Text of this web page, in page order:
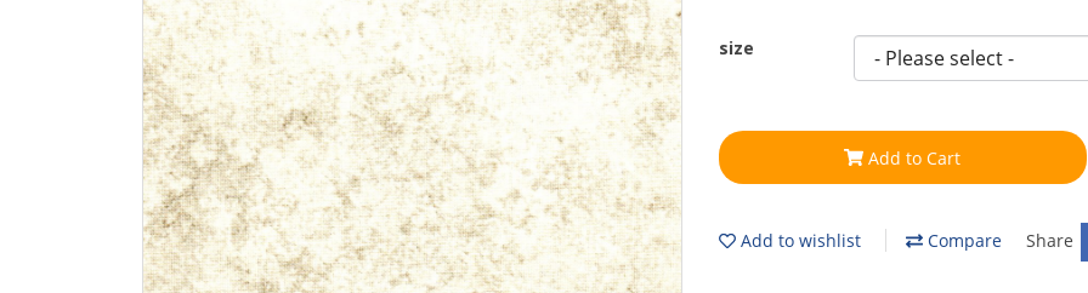
size
Add to Cart
Add to wishlist Compare Share